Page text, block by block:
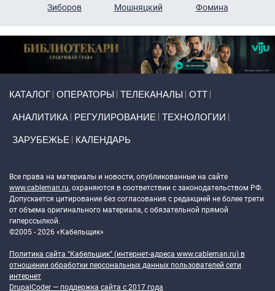
Зиборов
Мошняцкий
Фомина
КАТАЛОГ ОПЕРАТОРЫ ТЕЛЕКАНАЛЫ ОТТ
АНАЛИТИКА РЕГУЛИРОВАНИЕ ТЕХНОЛОГИИ
ЗАРУБЕЖЬЕ КАЛЕНДАРЬ
Все права на материалы и новости, опубликованные на сайте
www.cableman.ru, охраняются в соответствии с законодательством РФ.
Допускается цитирование без согласования с редакцией не более трети
от объема оригинального материала, с обязательной прямой
гиперссылкой.
©2005 - 2026 «Кабельщик»
Политика сайта "Кабельщик" (интернет-адреса www.cableman.ru) в
отношении обработки персональных данных пользователей сети
интернет
DrupalCoder — поддержка сайта c 2017 года